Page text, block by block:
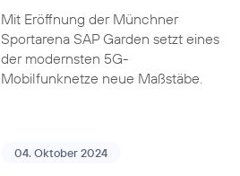
Mit Eröffnung der Münchner
Sportarena SAP Garden setzt eines
der modernsten 5G-
Mobilfunknetze neue Maßstäbe.
04. Oktober 2024